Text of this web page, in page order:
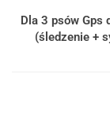
Dla 3 psów Gps
(śledzenie +